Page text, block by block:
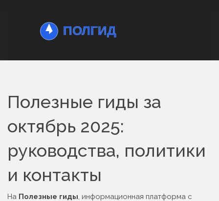
Полезные гиды за
октябрь 2025:
руководства, политики
и контакты
На Полезные гиды, информационная платформа с